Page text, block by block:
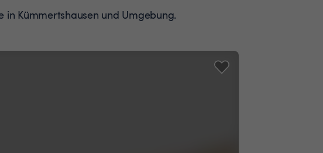
Kümmertshausen und Umgebung.